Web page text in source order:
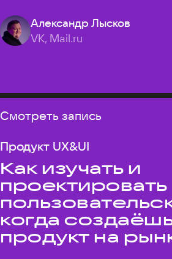
Александр Лысков
VK, Mail.ru
Смотреть запись
Продукт UX&UI
Как изучать и
проектировать
когда
продукт на